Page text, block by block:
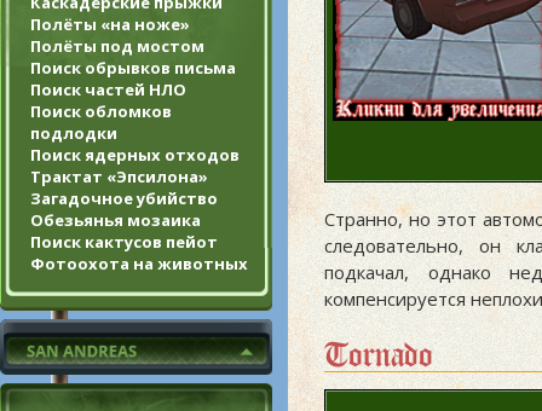
Полёты «на ноже»
Полёты под мостом
Поиск обрывков письма
Поиск частей НЛО
Поиск обломков
подлодки
Поиск ядерных отходов
Трактат «Эпсилона»
Загадочное убийство
Обезьянья мозаика
Поиск кактусов пейот
Фотоохота на животных
Странно, но этот
следовательно, он
подкачал, однако
компенсируется
Tornado